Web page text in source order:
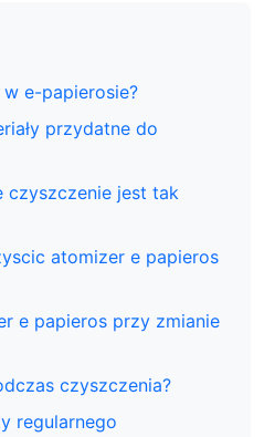
e-papierosie?
przydatne do
czyszczenie jest tak
atomizer e papieros
e papieros przy zmianie
czyszczenia?
regularnego